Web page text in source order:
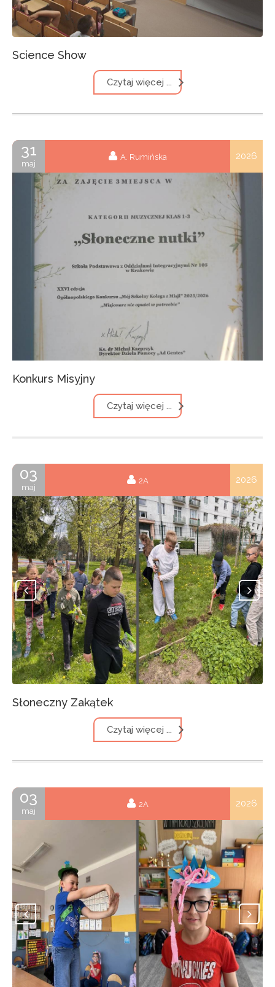
Science Show
Czytaj więcej ...
31
maj
A. Rumińska 2026
Konkurs Misyjny
Czytaj więcej ...
03
maj
2A 2026
Słoneczny Zakątek
Czytaj więcej ...
03
maj
2A 2026